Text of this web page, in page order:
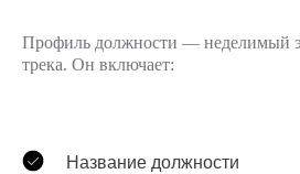
Профиль должности — неделимый
трека. Он включает:
Название должности